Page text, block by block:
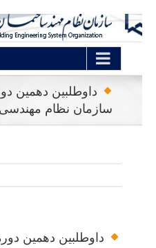
داوطلبین دهمین
سازمان نظام
داوطلبین دهمین